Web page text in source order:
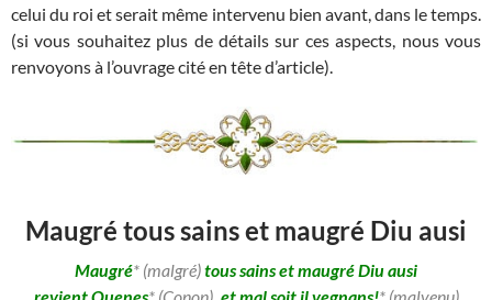
celui du roi et serait même intervenu bien avant, dans le temps.
(si vous souhaitez plus de détails sur ces aspects, nous vous
renvoyons à l’ouvrage cité en tête d’article).
Maugré tous sains et maugré Diu ausi
Maugré* (malgré)tous sains et maugré Diu ausi